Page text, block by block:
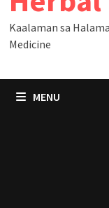
Kaalaman sa
Medicine
MENU